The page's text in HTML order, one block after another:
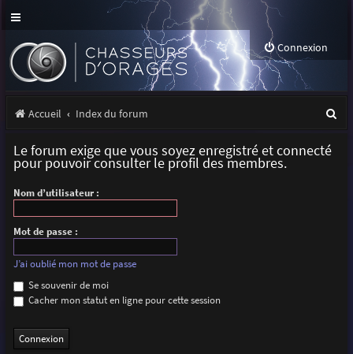
Connexion
Accueil Index du forum
Le forum exige que vous soyez enregistré et connecté
pour pouvoir consulter le profil des membres.
Nom d’utilisateur :
Mot de passe :
J’ai oublié mon mot de passe
Se souvenir de moi
Cacher mon statut en ligne pour cette session